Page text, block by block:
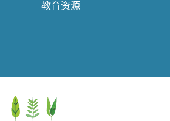
教育资源